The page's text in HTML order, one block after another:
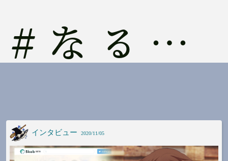
# なるがみ
インタビュー 2020/11/05